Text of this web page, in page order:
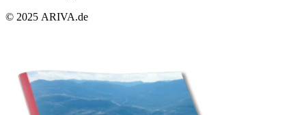
© 2025 ARIVA.de